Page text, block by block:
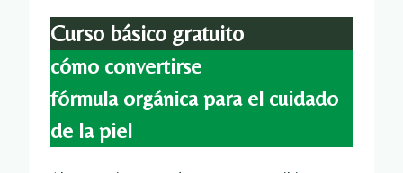
Curso básico gratuito
cómo convertirse
fórmula orgánica para el cuidado
de la piel